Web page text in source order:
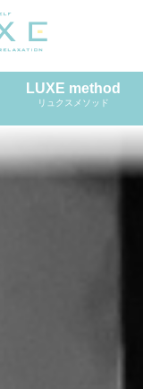
LUXE method
リュクスメソッド